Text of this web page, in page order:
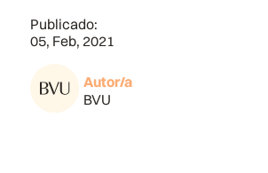
Publicado:
05, Feb, 2021
Autor/a
BVU